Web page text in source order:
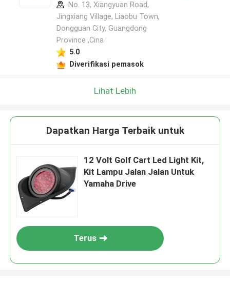
No. 13, Xiangyuan Road,
Jingxiang Village, Liaobu Town,
Dongguan City, Guangdong
Province ,Cina
5.0
Diverifikasi pemasok
Lihat Lebih
Dapatkan Harga Terbaik untuk
12 Volt Golf Cart Led Light Kit,
Kit Lampu Jalan Jalan Untuk
Yamaha Drive
Terus